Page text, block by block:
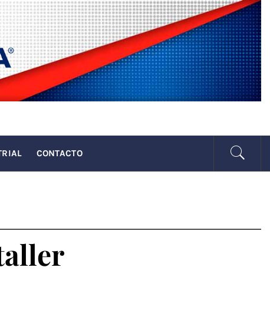
CONTACTO